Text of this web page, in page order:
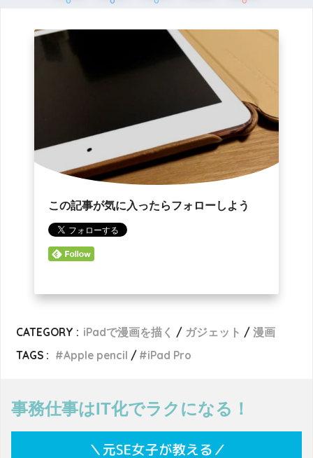
この記事が気に入ったらフォローしよう
CATEGORY : iPadで漫画を描く ガジェット
漫画
TAGS :
Apple pencil iPad Pro
事務仕事はIT化でラクになる！